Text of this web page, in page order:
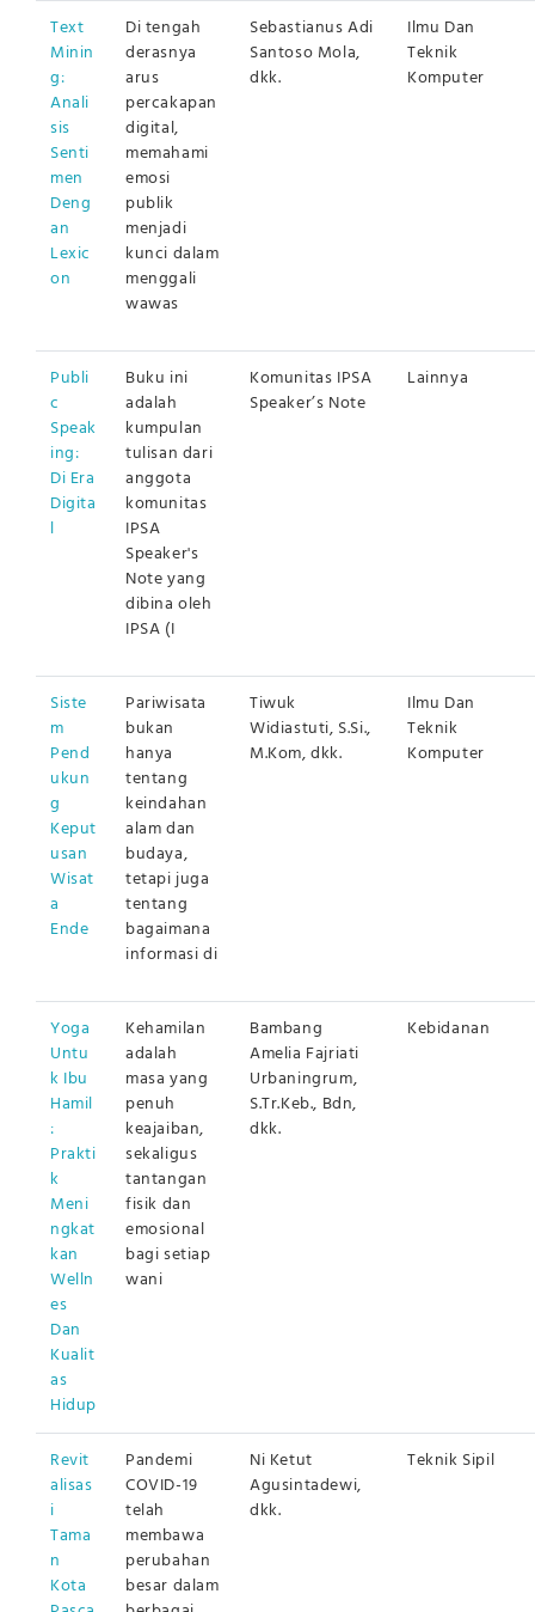
Text
Minin
g:
Anali
sis
Senti
men
Deng
an
Lexic
on
Di tengah
derasnya
arus
percakapan
digital,
memahami
emosi
publik
menjadi
kunci dalam
menggali
wawas
Sebastianus Adi
Santoso Mola,
dkk.
Ilmu Dan
Teknik
Komputer
Publi
c
Speak
ing:
Di Era
Digita
l
Buku ini
adalah
kumpulan
tulisan dari
anggota
komunitas
IPSA
Speaker's
Note yang
dibina oleh
IPSA (I
Komunitas IPSA
Speaker’s Note
Lainnya
Siste
m
Pend
ukun
g
Keput
usan
Wisat
a
Ende
Pariwisata
bukan
hanya
tentang
keindahan
alam dan
budaya,
tetapi juga
tentang
bagaimana
informasi di
Tiwuk
Widiastuti, S.Si.,
M.Kom, dkk.
Ilmu Dan
Teknik
Komputer
Yoga
Untu
k Ibu
Hamil
:
Prakti
k
Meni
ngkat
kan
Welln
es
Dan
Kualit
as
Hidup
Kehamilan
adalah
masa yang
penuh
keajaiban,
sekaligus
tantangan
fisik dan
emosional
bagi setiap
wani
Bambang
Amelia Fajriati
Urbaningrum,
S.Tr.Keb., Bdn,
dkk.
Kebidanan
Revit
alisas
i
Tama
n
Kota
Pandemi
COVID-19
telah
membawa
perubahan
besar dalam
Ni Ketut
Agusintadewi,
dkk.
Teknik Sipil